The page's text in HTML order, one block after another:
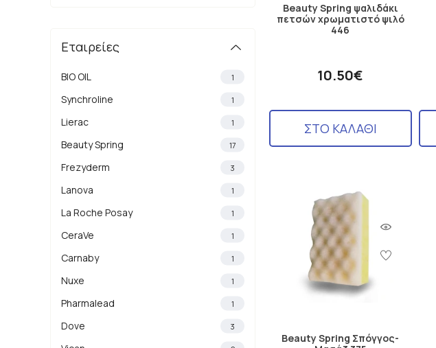
Εταιρείες
BIO OIL 1
Synchroline 1
Lierac 1
Beauty Spring 17
Frezyderm 3
Lanova 1
La Roche Posay 1
CeraVe 1
Carnaby 1
Nuxe 1
Pharmalead 1
Dove 3
Beauty Spring ψαλιδάκι
πετσών χρωματιστό ψιλό
446
10.50€
ΣΤΟ ΚΑΛΑΘΙ
Beauty Spring Σπόγγος-